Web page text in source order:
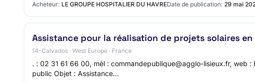
Acheteur: LE GROUPE HOSPITALIER DU HAVREDate de publication: 29 mai
Assistance pour la réalisation de projets solaires en
14-Calvados · West Europe · France
. : 02 31 61 66 00, mèl : commandepublique@agglo-lisieux.fr,
public Objet : Assistance…